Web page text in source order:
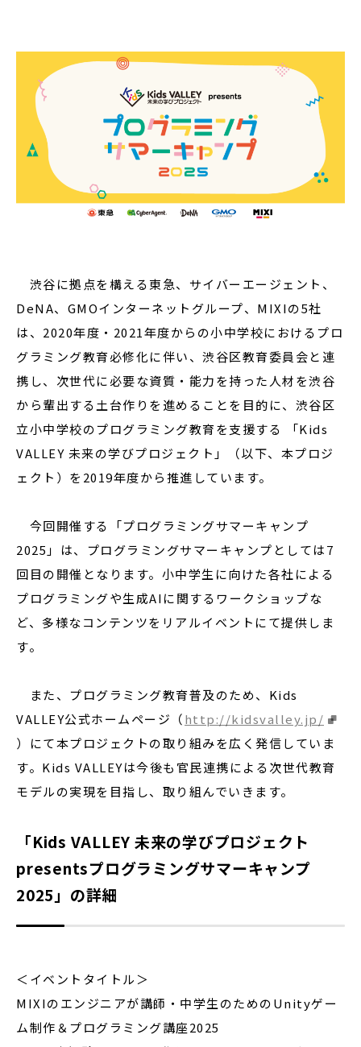
渋谷に拠点を構える東急、サイバーエージェント、
DeNA、GMOインターネットグループ、MIXIの5社
は、2020年度・2021年度からの小中学校におけるプロ
グラミング教育必修化に伴い、渋谷区教育委員会と連
携し、次世代に必要な資質・能力を持った人材を渋谷
から輩出する土台作りを進めることを目的に、渋谷区
立小中学校のプログラミング教育を支援する 「Kids
VALLEY 未来の学びプロジェクト」（以下、本プロジ
ェクト）を2019年度から推進しています。
今回開催する「プログラミングサマーキャンプ
2025」は、プログラミングサマーキャンプとしては7
回目の開催となります。小中学生に向けた各社による
プログラミングや生成AIに関するワークショップな
ど、多様なコンテンツをリアルイベントにて提供しま
す。
また、プログラミング教育普及のため、Kids
VALLEY公式ホームページ（http://kidsvalley.jp/
）にて本プロジェクトの取り組みを広く発信していま
す。Kids VALLEYは今後も官民連携による次世代教育
モデルの実現を目指し、取り組んでいきます。
「Kids VALLEY 未来の学びプロジェクト
presentsプログラミングサマーキャンプ
2025」の詳細
＜イベントタイトル＞
MIXIのエンジニアが講師・中学生のためのUnityゲー
ム制作＆プログラミング講座2025